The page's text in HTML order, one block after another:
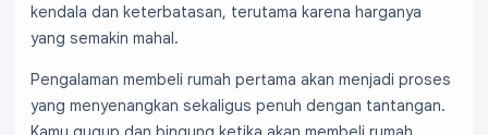
kendala dan keterbatasan, terutama karena harganya
yang semakin mahal.
Pengalaman membeli rumah pertama akan menjadi proses
yang menyenangkan sekaligus penuh dengan tantangan.